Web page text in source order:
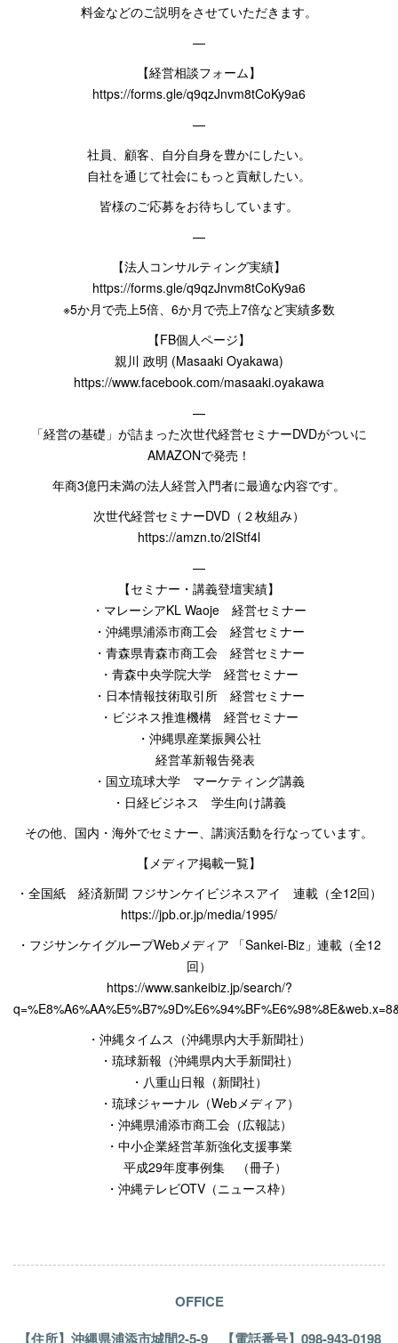
料金などのご説明をさせていただきます。
—
【経営相談フォーム】
https://forms.gle/q9qzJnvm8tCoKy9a6
—
社員、顧客、自分自身を豊かにしたい。
自社を通じて社会にもっと貢献したい。
皆様のご応募をお待ちしています。
—
【法人コンサルティング実績】
https://forms.gle/q9qzJnvm8tCoKy9a6
※5か月で売上5倍、 6か月で売上7倍など実績多数
【FB個人ページ】
親川 政明 (Masaaki Oyakawa)
https://www.facebook.com/masaaki.oyakawa
—
「経営の基礎」が詰まった次世代経営セミナーDVDがついに
AMAZONで発売！
年商3億円未満の法人経営入門者に最適な内容です。
次世代経営セミナーDVD （２枚組み）
https://amzn.to/2IStf4l
—
【セミナー・講義登壇実績】
・マレーシアKL Waoje 経営セミナー
・沖縄県浦添市商工会 経営セミナー
・青森県青森市商工会 経営セミナー
・青森中央学院大学 経営セミナー
・日本情報技術取引所 経営セミナー
・ビジネス推進機構 経営セミナー
・沖縄県産業振興公社
経営革新報告発表
・国立琉球大学 マーケティング講義
・日経ビジネス 学生向け講義
その他、国内・海外でセミナー、講演活動を行なっています。
【メディア掲載一覧】
・全国紙 経済新聞 フジサンケイビジネスアイ 連載（全12回）
https://jpb.or.jp/media/1995/
・フジサンケイグループWeb メディア 「Sankei-Biz 」連載（全12
回）
https://www.sankeibiz.jp/search/?
・沖縄タイムス（沖縄県内大手新聞社）
・琉球新報（沖縄県内大手新聞社）
・八重山日報（新聞社）
・琉球ジャーナル（Webメディア）
・沖縄県浦添市商工会（広報誌）
・中小企業経営革新強化支援事業
平成29年度事例集 （冊子）
・沖縄テレビOTV （ニュース枠）
OFFICE
【住所】沖縄県浦添市城間2-5-9 【電話番号】098-943-0198